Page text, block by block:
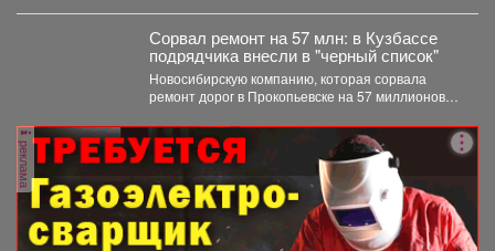
Сорвал ремонт на 57 млн: в Кузбассе
подрядчика внесли в "черный список"
Новосибирскую компанию, которая сорвала
ремонт дорог в Прокопьевске на 57 миллионов
реклама